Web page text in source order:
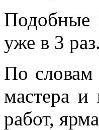
Подобные
уже в 3 раз.
По словам
мастера и
работ,